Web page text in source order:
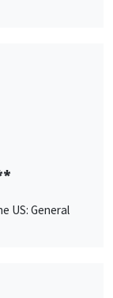
US: General